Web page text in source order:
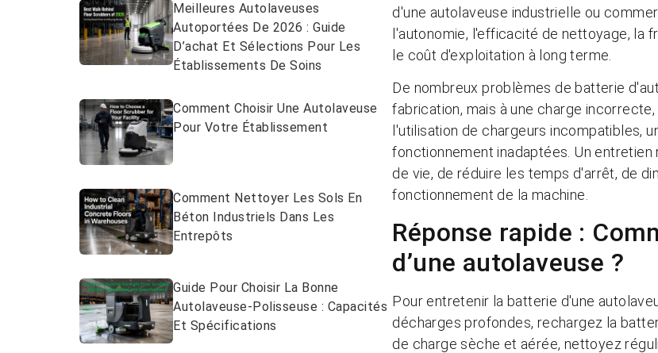
Meilleures Autolaveuses
Autoportées De 2026 : Guide
D’achat Et Sélections Pour Les
Établissements De Soins
Comment Choisir Une Autolaveuse
Pour Votre Établissement
Comment Nettoyer Les Sols En
Béton Industriels Dans Les
Entrepôts
Guide Pour Choisir La Bonne
Autolaveuse-Polisseuse : Capacités
Et Spécifications
d'une autolaveuse industrielle ou
l'autonomie, l'efficacité de nettoyage, la
le coût d'exploitation à long terme.
De nombreux problèmes de batterie
fabrication, mais à une charge
l'utilisation de chargeurs incompatibles,
fonctionnement inadaptées. Un
de vie, de réduire les temps d'arrêt, de
fonctionnement de la machine.
Réponse rapide :
d’une autolaveuse ?
Pour entretenir la batterie d'une
décharges profondes, rechargez la
de charge sèche et aérée, nettoyez